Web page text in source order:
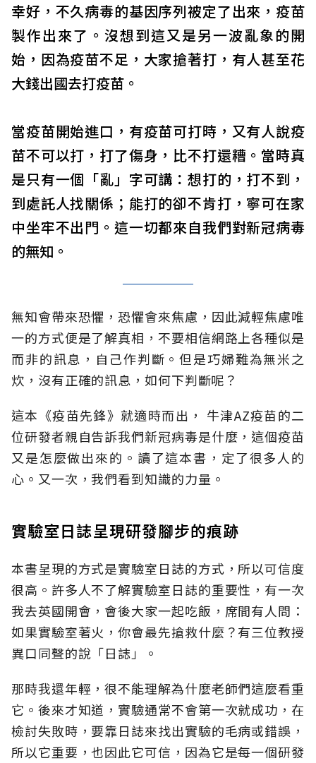
幸好，不久病毒的基因序列被定了出來，疫苗
製作出來了。沒想到這又是另一波亂象的開
始，因為疫苗不足，大家搶著打，有人甚至花
大錢出國去打疫苗。
當疫苗開始進口，有疫苗可打時，又有人說疫
苗不可以打，打了傷身，比不打還糟。當時真
是只有一個「亂」字可講：想打的，打不到，
到處託人找關係；能打的卻不肯打，寧可在家
中坐牢不出門。這一切都來自我們對新冠病毒
的無知。
無知會帶來恐懼，恐懼會來焦慮 ， 因此減輕焦慮唯
一的方式便是了解真相 ，不要相信網路上各種似是
而非的訊息，自己作判斷。但是巧婦難為無米之
炊，沒有正確的訊息，如何下判斷呢？
這本《疫苗先鋒》就適時而出 ， 牛津AZ疫苗的二
位研發者親自告訴我們新冠病毒是什麼，這個疫苗
又是怎麼做出來的 。 讀了這本書，定了很多人的
心 。 又一次 ，我們看到知識的力量 。
實驗室日誌呈現研發腳步的痕跡
本書呈現的方式是實驗室日誌的方式 ， 所以可信度
很高 。 許多人不了解實驗室日誌的重要性，有一次
我去英國開會，會後大家一起吃飯 ， 席間有人問：
如果實驗室著火，你會最先搶救什麼？有三位教授
異口同聲的說「日誌」
。
那時我還年輕，很不能理解為什麼老師們這麼看重
它 。 後來才知道 ， 實驗通常不會第一次就成功，在
檢討失敗時，要靠日誌來找出實驗的毛病或錯誤，
所以它重要，也因此它可信，因為它是每一個研發